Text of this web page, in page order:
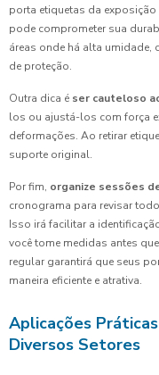
porta etiquetas da
pode comprometer sua
áreas onde há alta
de proteção.
Outra dica é ser cauteloso
los ou ajustá-los com força
deformações. Ao retirar
suporte original.
Por fim, organize sessões
cronograma para revisar
Isso irá facilitar a
você tome medidas antes
regular garantirá que seus
maneira eficiente e atrativa.
Aplicações
Diversos Setores